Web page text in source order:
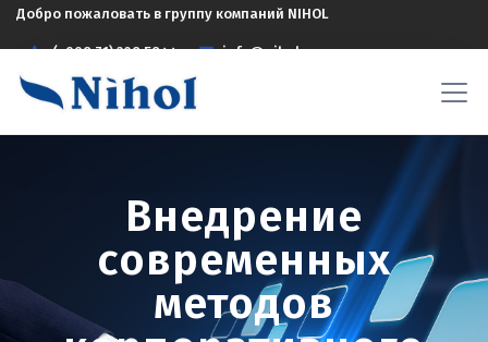
Добро пожаловать в группу компаний NIHOL
(+998 71) 208 5844 info@nihol.uz
Внедрение
современных
методов